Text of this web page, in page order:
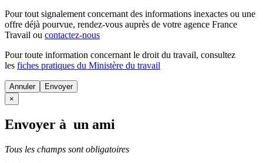
Pour tout signalement concernant des informations inexactes ou une
offre déjà pourvue, rendez-vous auprès de votre agence France
Travail ou contactez-nous
Pour toute information concernant le droit du travail, consultez
les fiches pratiques du Ministère du travail
Annuler
×
Envoyer à un ami
Tous les champs sont obligatoires